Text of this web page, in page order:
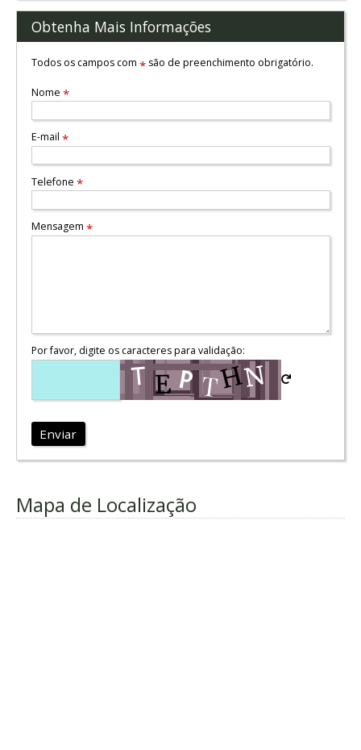
Obtenha Mais Informações
Todos os campos com *são de preenchimento obrigatório.
Nome *
E-mail *
Telefone *
Mensagem *
Por favor, digite os caracteres para validação:
Enviar
Mapa de Localização